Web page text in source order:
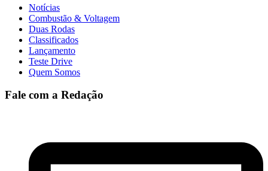
Notícias
Combustão & Voltagem
Duas Rodas
Classificados
Lançamento
Teste Drive
Quem Somos
Fale com a Redação